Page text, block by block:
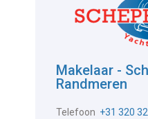
Makelaar -
Randmeren
Telefoon +31 320